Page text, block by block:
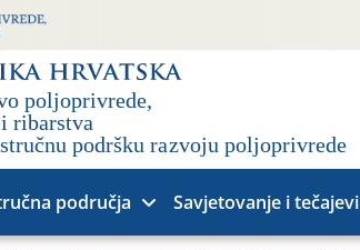
područja Savjetovanje i tečajevi